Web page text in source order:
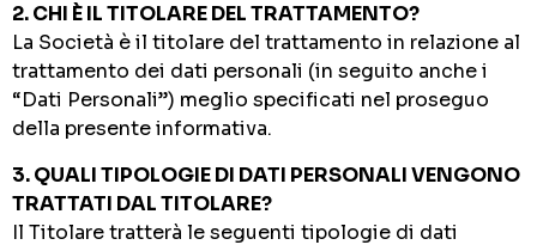
2. CHI È IL TITOLARE DEL TRATTAMENTO?
La Società è il titolare del trattamento in relazione al
trattamento dei dati personali (in seguito anche i
“Dati Personali”) meglio specificati nel proseguo
della presente informativa.
3. QUALI TIPOLOGIE DI DATI PERSONALI VENGONO
TRATTATI DAL TITOLARE?
Il Titolare tratterà le seguenti tipologie di dati